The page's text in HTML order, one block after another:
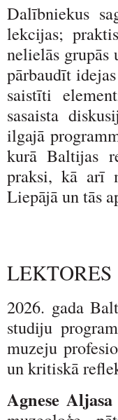
Dalībniekus
lekcijas;
nelielās grupās
pārbaudīt
saistīti
sasaista
ilgajā
kurā Baltijas
praksi, kā arī
Liepājā un tās
LEKTORES
2026. gada
studiju
muzeju
un kritiskā
Agnese Aljasa